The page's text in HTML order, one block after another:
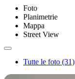
Foto
Planimetrie
Mappa
Street View
Tutte le foto (31)